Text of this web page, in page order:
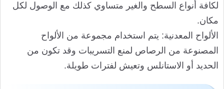
لكافة أنواع السطح والغير متساوي كذلك مع الوصول لكل
مكان.
الألواح المعدنية: يتم استخدام مجموعة من الألواح
المصنوعة من الرصاص لمنع التسريبات وقد تكون من
الحديد أو الاستانلس وتعيش لفترات طويلة.